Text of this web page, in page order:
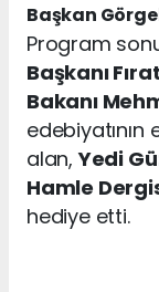
Başkan
Program
Başkanı
Bakanı
alan,Yedi
Hamle
hediye etti.